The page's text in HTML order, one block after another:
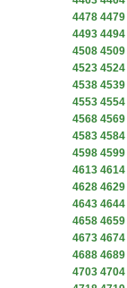
4478 4479
4493 4494
4508 4509
4523 4524
4538 4539
4553 4554
4568 4569
4583 4584
4598 4599
4613 4614
4628 4629
4643 4644
4658 4659
4673 4674
4688 4689
4703 4704